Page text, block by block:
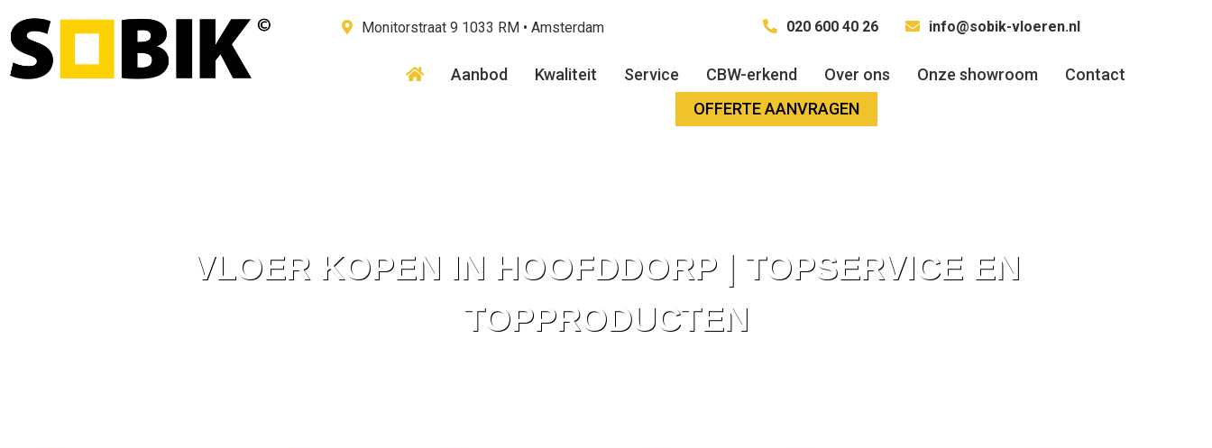
Monitorstraat 9 1033 RM • Amsterdam 020 600 40 26 info@sobik-vloeren.nl
Aanbod Kwaliteit Service CBW-erkend Over ons Onze showroom
Contact
OFFERTE AANVRAGEN
VLOER KOPEN IN HOOFDDORP | TOPSERVICE EN
TOPPRODUCTEN